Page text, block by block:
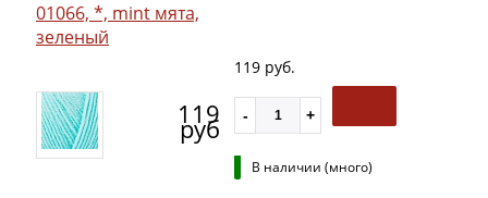
01066, *, mint мята,
зеленый
119
руб
119 руб.
В наличии (много)